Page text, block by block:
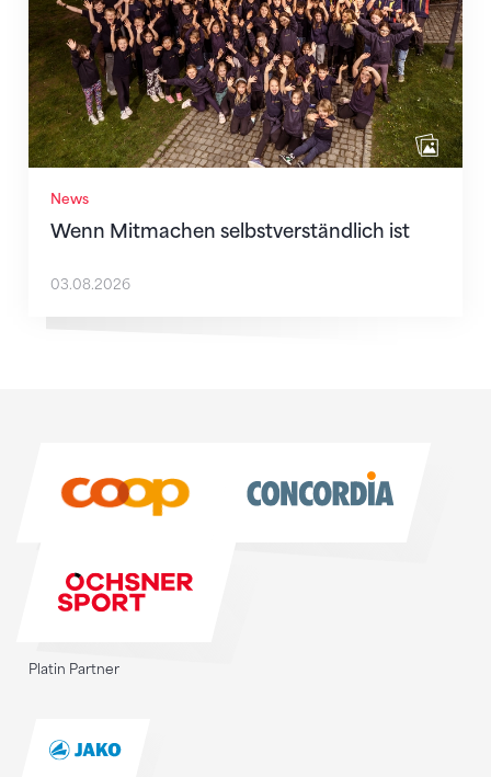
News
Wenn Mitmachen selbstverständlich ist
03.08.2026
Platin Partner